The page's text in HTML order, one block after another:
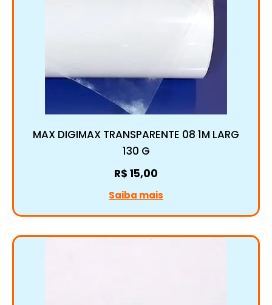
MAX DIGIMAX TRANSPARENTE 08 1M LARG
130 G
R$ 15,00
Saiba mais